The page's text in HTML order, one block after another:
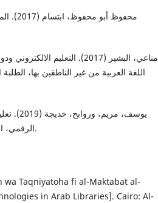
مناعي، البشير (2017). التعليم
اللغة العربية من غير الناطقين بها،
يوسف،
الرقمي، المجلة العربية المداد، العدد 05، يناير 2019.
wa Taqniyatoha fi al-Maktabat al-
in Arab Libraries]. Cairo: Al-